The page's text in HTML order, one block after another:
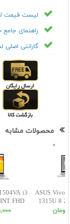
لیست قیمت
راهنمای
گارانتی
محصولات مشابه
i3
FHD
ASUS
1315U 8